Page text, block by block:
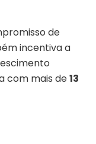
de
incentiva a
com mais de13